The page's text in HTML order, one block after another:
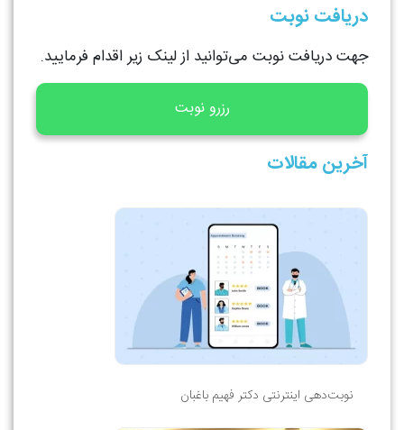
دریافت نوبت
جهت دریافت نوبت می‌توانید از لینک زیر اقدام فرمایید.
رزرو نوبت
آخرین مقالات
نوبت‌دهی اینترنتی دکتر فهیم باغبان